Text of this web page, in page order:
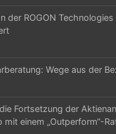
der ROGON
Wege aus der
Fortsetzung der
mit einem „Outperform“-